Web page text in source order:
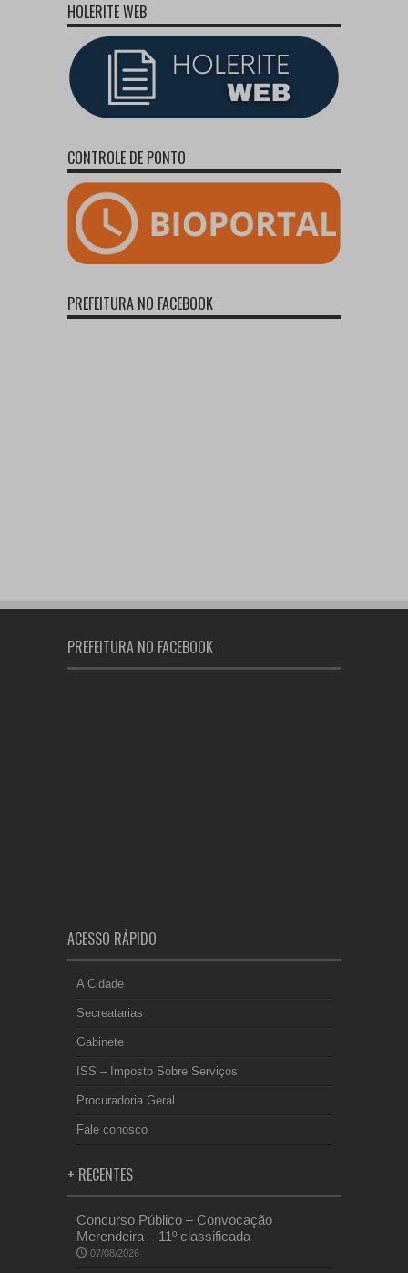
HOLERITE WEB
CONTROLE DE PONTO
PREFEITURA NO FACEBOOK
PREFEITURA NO FACEBOOK
ACESSO RÁPIDO
A Cidade
Secreatarias
Gabinete
ISS – Imposto Sobre Serviços
Procuradoria Geral
Fale conosco
+ RECENTES
Concurso Público – Convocação
Merendeira – 11º classificada
07/08/2026